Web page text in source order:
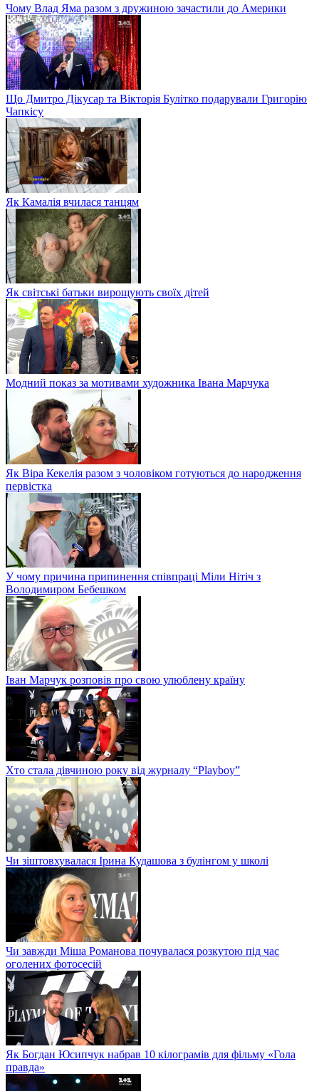
Чому Влад Яма разом з дружиною зачастили до Америки
Що Дмитро Дікусар та Вікторія Булітко подарували Григорію
Чапкісу
Як Камалія вчилася танцям
Як світські батьки вирощують своїх дітей
Модний показ за мотивами художника Івана Марчука
Як Віра Кекелія разом з чоловіком готуються до народження
первістка
У чому причина припинення співпраці Міли Нітіч з
Володимиром Бебешком
Іван Марчук розповів про свою улюблену країну
Хто стала дівчиною року від журналу “Playboy”
Чи зіштовхувалася Ірина Кудашова з булінгом у школі
Чи завжди Міша Романова почувалася розкутою під час
оголених фотосесій
Як Богдан Юсипчук набрав 10 кілограмів для фільму «Гола
правда»